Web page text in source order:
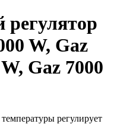
W, Gaz
Gaz 7000
регулирует